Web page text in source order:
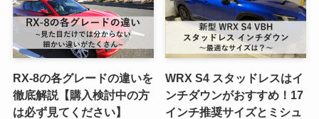
RX-8の各グレードの違いを
徹底解説【購入検討中の方
は必ず見てください】
WRX S4 スタッドレスはイ
ンチダウンがおすすめ！17
インチ推奨サイズとミシュ